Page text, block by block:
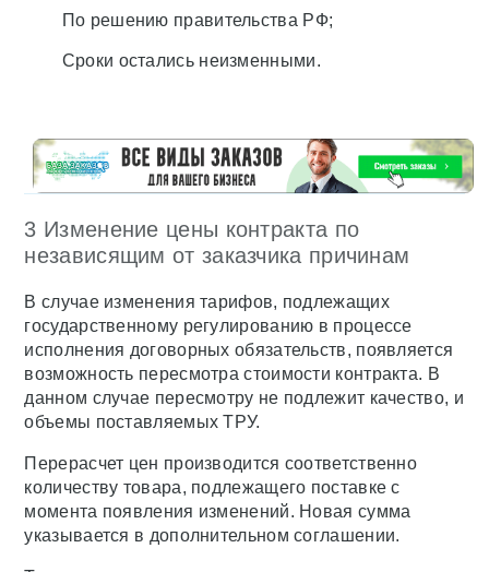
По решению правительства РФ;
Сроки остались неизменными.
3 Изменение цены контракта по
независящим от заказчика причинам
В случае изменения тарифов, подлежащих
государственному регулированию в процессе
исполнения договорных обязательств, появляется
возможность пересмотра стоимости контракта. В
данном случае пересмотру не подлежит качество, и
объемы поставляемых ТРУ.
Перерасчет цен производится соответственно
количеству товара, подлежащего поставке с
момента появления изменений. Новая сумма
указывается в дополнительном соглашении.